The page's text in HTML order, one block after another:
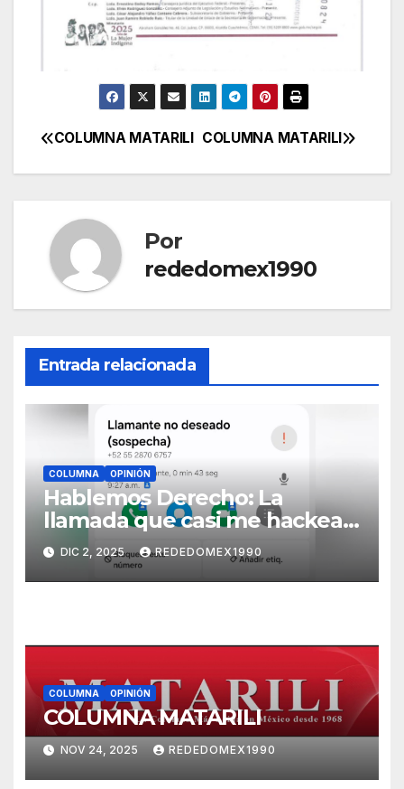
Navegación
de
entradas
COLUMNA MATARILI
COLUMNA MATARILI
Por
rededomex1990
Entrada relacionada
COLUMNA OPINIÓN
Hablemos Derecho: La
llamada que casi me hackea
(y por qué a cualquiera le
puede pasar)
DIC 2, 2025 REDEDOMEX1990
COLUMNA OPINIÓN
COLUMNA MATARILI
NOV 24, 2025 REDEDOMEX1990